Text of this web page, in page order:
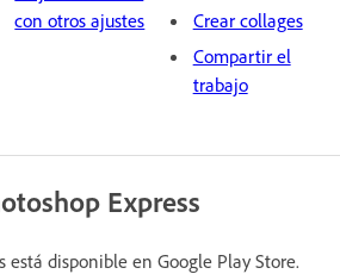
con otros ajustes
Crear collages
Compartir el
trabajo
Express
está disponible en Google Play Store.